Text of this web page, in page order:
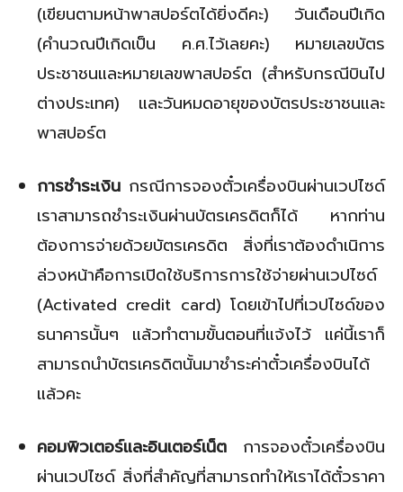
(เขียนตามหน้าพาสปอร์ตได้ยิ่งดีคะ) วันเดือนปีเกิด
(คำนวณปีเกิดเป็น ค.ศ.ไว้เลยคะ) หมายเลขบัตร
ประชาชนและหมายเลขพาสปอร์ต (สำหรับกรณีบินไป
ต่างประเทศ) และวันหมดอายุของบัตรประชาชนและ
พาสปอร์ต
การชำระเงิน กรณีการจองตั๋วเครื่องบินผ่านเวปไซด์
เราสามารถชำระเงินผ่านบัตรเครดิตก็ได้ หากท่าน
ต้องการจ่ายด้วยบัตรเครดิต สิ่งที่เราต้องดำเนิการ
ล่วงหน้าคือการเปิดใช้บริการการใช้จ่ายผ่านเวปไซด์
(Activated credit card) โดยเข้าไปที่เวปไซด์ของ
ธนาคารนั้นๆ แล้วทำตามขั้นตอนที่แจ้งไว้ แค่นี้เราก็
สามารถนำบัตรเครดิตนั้นมาชำระค่าตั๋วเครื่องบินได้
แล้วคะ
คอมพิวเตอร์และอินเตอร์เน็ต การจองตั๋วเครื่องบิน
ผ่านเวปไซด์ สิ่งที่สำคัญที่สามารถทำให้เราได้ตั๋วราคา